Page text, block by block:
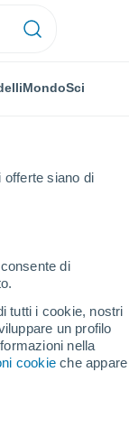
offerte siano di
di
tutti i cookie, nostri
un profilo
nella
cookie che appare
MondoSci